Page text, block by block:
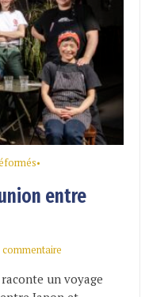
•
entre
un voyage